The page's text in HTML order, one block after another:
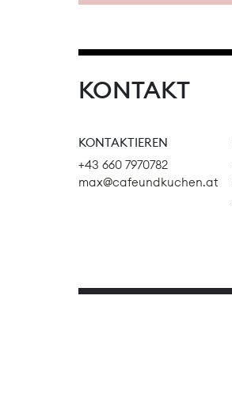
KONTAKT
KONTAKTIEREN
+43 660 7970782
max@cafeundkuchen.at